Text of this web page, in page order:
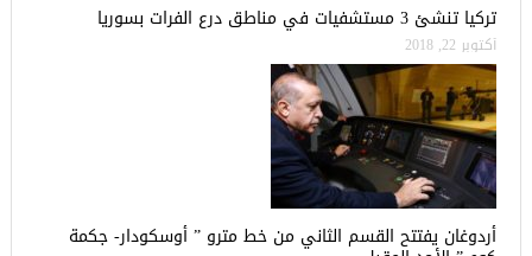
تركيا تنشئ 3 مستشفيات في مناطق درع الفرات بسوريا
أكتوبر 22, 2018
أردوغان يفتتح القسم الثاني من خط مترو ” أوسكودار- جكمة